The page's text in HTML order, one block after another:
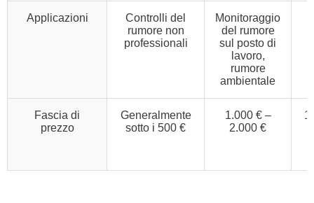
Applicazioni
Controlli del
rumore non
professionali
Monitoraggio
del rumore
sul posto di
lavoro,
rumore
ambientale
Fascia di
prezzo
Generalmente
sotto i 500 €
1.000 € –
2.000 €